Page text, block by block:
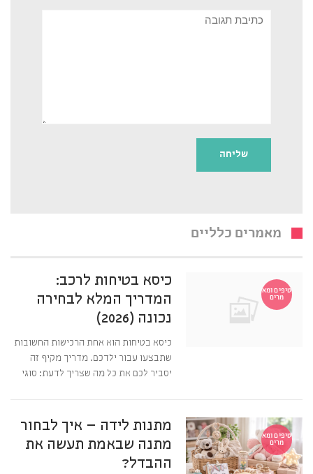
מאמרים כלליים
טיפים ומא
מרים
כיסא בטיחות לרכב:
המדריך המלא לבחירה
נכונה (2026)
כיסא בטיחות הוא אחת הרכישות החשובות
שתבצעו עבור ילדכם. מדריך מקיף זה
יסביר לכם את כל מה שצריך לדעת: סוגי
טיפים ומא
מרים
מתנות לידה – איך לבחור
מתנה שבאמת תעשה את
ההבדל?